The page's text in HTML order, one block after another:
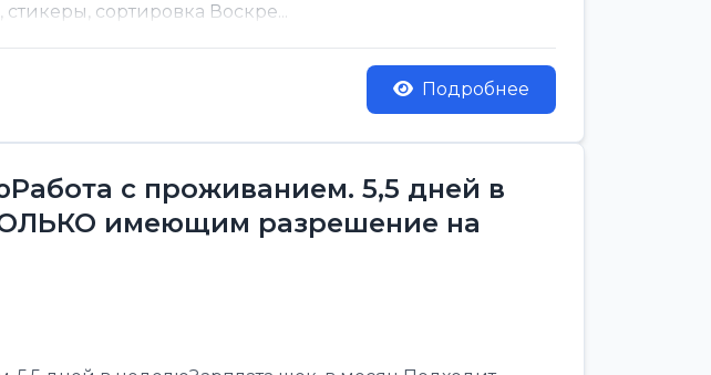
стикеры, сортировка Воскре...
Подробнее
с проживанием. 5,5 дней в
имеющим разрешение на